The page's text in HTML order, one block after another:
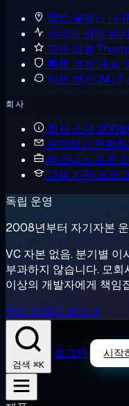
룩킹 글래스 내
서비스 상태 실
고객 리뷰
환불 보장14일,
지원 받기 24/7,
회사
회사 소개 2008
문의하기 연락
비즈니스 프로
교육 기관 프로
독립 운영
2008년부터 자기자본
VC 자본 없음. 분기별 이
부과하지 않습니다. 모
이상의 개발자에게 책임
우리 이야기 보기 →
검색 ⌘K
로그인 시작